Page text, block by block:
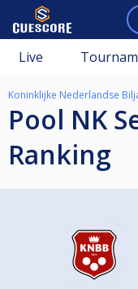
Live
Koninklijke Nederlandse
Pool NK Senioren 2019
Ranking